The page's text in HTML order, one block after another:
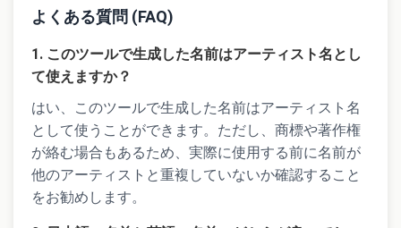
よくある質問 (FAQ)
1. このツールで生成した名前はアーティスト名とし
て使えますか？
はい、このツールで生成した名前はアーティスト名
として使うことができます。ただし、商標や著作権
が絡む場合もあるため、実際に使用する前に名前が
他のアーティストと重複していないか確認すること
をお勧めします。